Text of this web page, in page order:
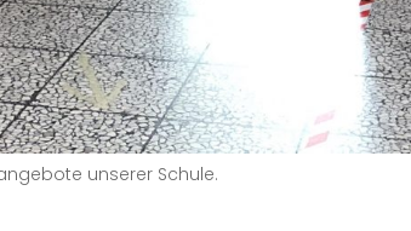
unserer Schule.